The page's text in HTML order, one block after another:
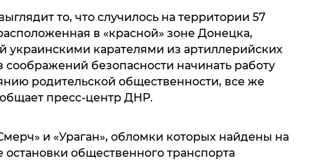
то, что случилось на территории 57
в «красной» зоне Донецка,
украинскими карателями из артиллерийских
безопасности начинать работу
родительской общественности, все же
пресс-центр ДНР.
и «Ураган», обломки которых найдены на
общественного транспорта